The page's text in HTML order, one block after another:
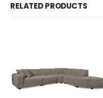
RELATED PRODUCTS